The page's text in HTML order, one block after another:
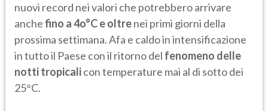
nuovi record nei valori che potrebbero arrivare
anchefino a 4o°C e oltrenei primi giorni della
prossima settimana. Afa e caldo in intensificazione
in tutto il Paese con il ritorno del fenomeno delle
notti tropicalicon temperature mai al di sotto dei
25°C.